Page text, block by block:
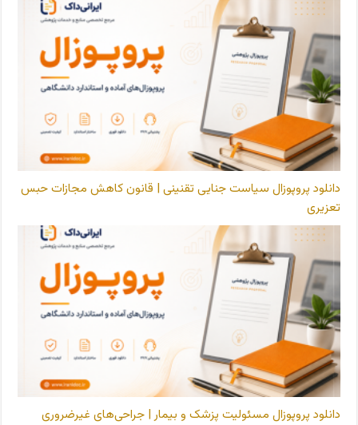
دانلود پروپوزال سیاست جنایی تقنینی | قانون کاهش مجازات حبس
تعزیری
دانلود پروپوزال مسئولیت پزشک و بیمار | جراحی‌های غیرضروری